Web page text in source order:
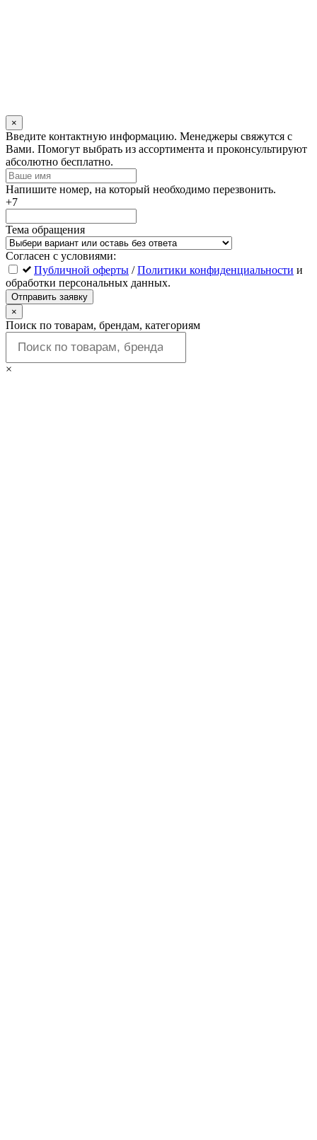
×
Оставьте
это
поле
пустым
Введите контактную информацию. Менеджеры свяжутся с
Вами. Помогут выбрать из ассортимента и проконсультируют
абсолютно бесплатно.
Напишите номер, на который необходимо перезвонить.
+7
Тема обращения
Согласен с условиями:
Публичной оферты /Политики конфиденциальности и
обработки персональных данных.
Отправить заявку
×
Поиск по товарам, брендам, категориям
×